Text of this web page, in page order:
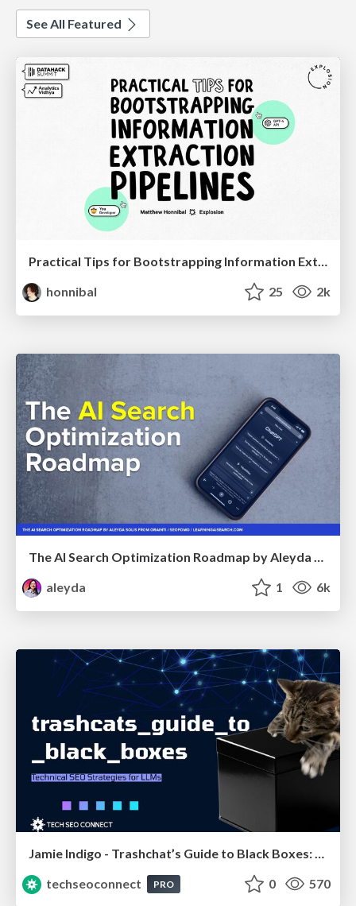
See All Featured
Practical Tips for Bootstrapping Information Extraction Pipelines
honnibal
25 2k
The AI Search Optimization Roadmap by Aleyda Solis
aleyda
1 6k
techseoconnect
PRO 0 570